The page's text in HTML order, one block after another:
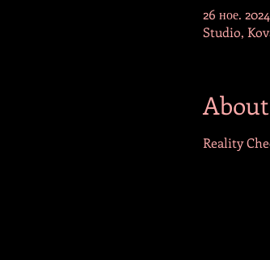
26 ное.
Studio,
Reality